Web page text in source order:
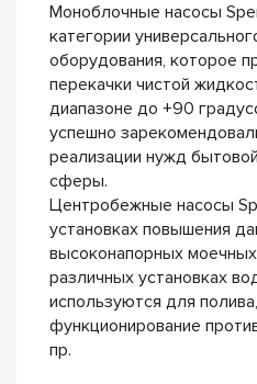
Моноблочные насосы
категории
оборудования, которое
перекачки чистой
диапазоне до +90
успешно
реализации нужд
сферы.
Центробежные насосы
установках повышения
высоконапорных моечных
различных установках
используются для
функционирование
пр.